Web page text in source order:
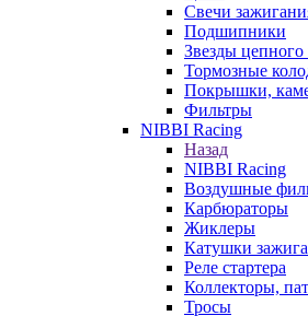
Свечи
Подшипники
Звезды цепного
Тормозные
Покрышки,
Фильтры
NIBBI Racing
Назад
NIBBI Racing
Воздушные
Карбюраторы
Жиклеры
Катушки
Реле стартера
Коллекторы,
Тросы